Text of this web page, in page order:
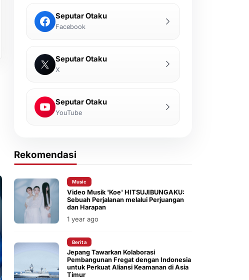
Seputar Otaku
Facebook
Seputar Otaku
X
Seputar Otaku
YouTube
Rekomendasi
Music
Video Musik 'Koe' HITSUJIBUNGAKU:
Sebuah Perjalanan melalui Perjuangan
dan Harapan
1 year ago
Berita
Jepang Tawarkan Kolaborasi
Pembangunan Fregat dengan Indonesia
untuk Perkuat Aliansi Keamanan di Asia
Timur